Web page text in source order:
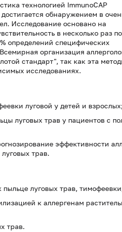
технологией ImmunoCAP
обнаружением в
Исследование основано на
в несколько раз
определений специфических
организация
стандарт", так как эта
исследованиях.
луговой у детей и взрослых;
луговых трав у пациентов с
эффективности
трав.
луговых трав,
к аллергенам
трав.